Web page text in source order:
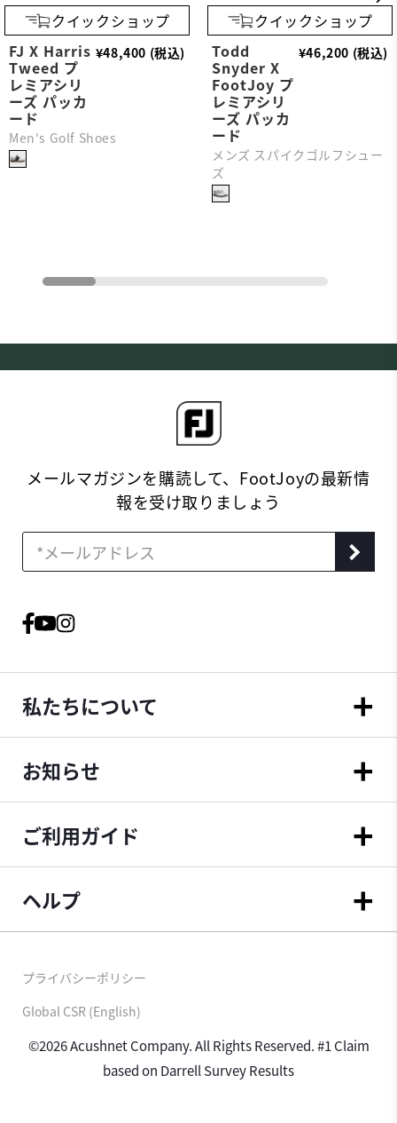
クイックショップ
FJ X Harris
Tweed プ
レミアシリ
ーズ パッカ
ード
Men's Golf Shoes
¥48,400 (税込)
クイックショップ
Todd
Snyder X
FootJoy プ
レミアシリ
ーズ パッカ
ード
メンズ スパイクゴルフシュー
ズ
¥46,200 (税込)
メールマガジンを購読して、FootJoyの最新情
報を受け取りましょう
私たちについて
お知らせ
ご利用ガイド
ヘルプ
©2026 Acushnet Company. All Rights Reserved. #1 Claim
based on Darrell Survey Results
プライバシーポリシー
Global CSR (English)